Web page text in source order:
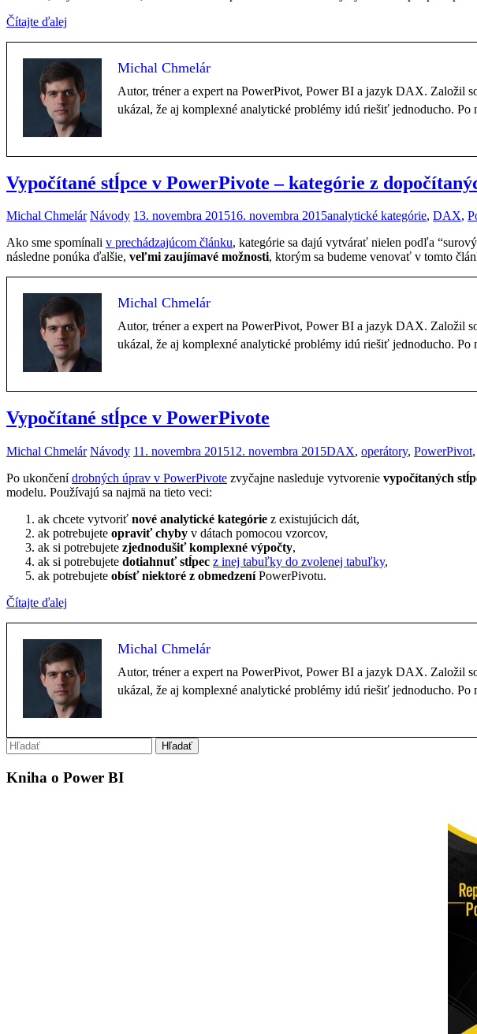
Čítajte ďalej
Michal Chmelár
Autor, tréner a expert na PowerPivot, Power BI a jazyk DAX. Založil
ukázal, že aj komplexné analytické problémy idú riešiť jednoducho.
Vypočítané stĺpce v PowerPivote – kategórie z
Michal Chmelár Návody 13. novembra 201516. novembra 2015analytické kategórie, DAX,
Ako sme spomínali v prechádzajúcom článku, kategórie sa dajú vytvárať nielen podľa
následne ponúka ďalšie, veľmi zaujímavé možnosti, ktorým sa budeme venovať v tomto
Michal Chmelár
Autor, tréner a expert na PowerPivot, Power BI a jazyk DAX. Založil
ukázal, že aj komplexné analytické problémy idú riešiť jednoducho.
Vypočítané stĺpce v PowerPivote
Michal Chmelár Návody 11. novembra 201512. novembra 2015DAX, operátory, PowerPivot,
Po ukončenídrobných úprav v PowerPivote zvyčajne nasleduje vytvorenie vypočítaných
modelu. Používajú sa najmä na tieto veci:
ak chcete vytvoriť nové analytické kategórie z existujúcich dát,
ak potrebujete opraviť chyby v dátach pomocou vzorcov,
ak si potrebujete zjednodušiť komplexné výpočty,
ak si potrebujete dotiahnuť stĺpec z inej tabuľky do zvolenej tabuľky,
ak potrebujete obísť niektoré z obmedzeníPowerPivotu.
Čítajte ďalej
Michal Chmelár
Autor, tréner a expert na PowerPivot, Power BI a jazyk DAX. Založil
ukázal, že aj komplexné analytické problémy idú riešiť jednoducho.
Kniha o Power BI